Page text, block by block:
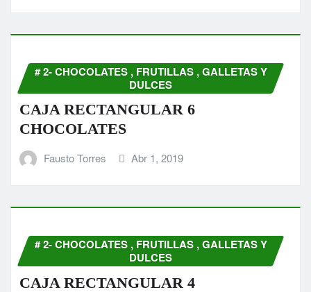
# 2- CHOCOLATES , FRUTILLAS , GALLETAS Y
DULCES
CAJA RECTANGULAR 6
CHOCOLATES
Fausto Torres Abr 1, 2019
# 2- CHOCOLATES , FRUTILLAS , GALLETAS Y
DULCES
CAJA RECTANGULAR 4